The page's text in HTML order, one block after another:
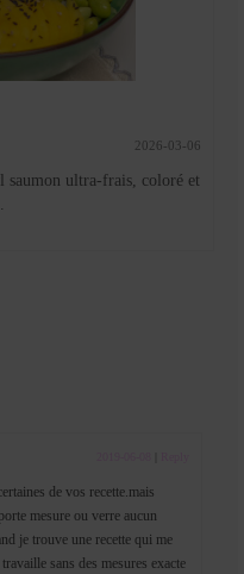
2026-03-06
saumon ultra-frais, coloré et
de vos recette.mais
mesure ou verre aucun
je trouve une recette qui me
sans des mesures exacte